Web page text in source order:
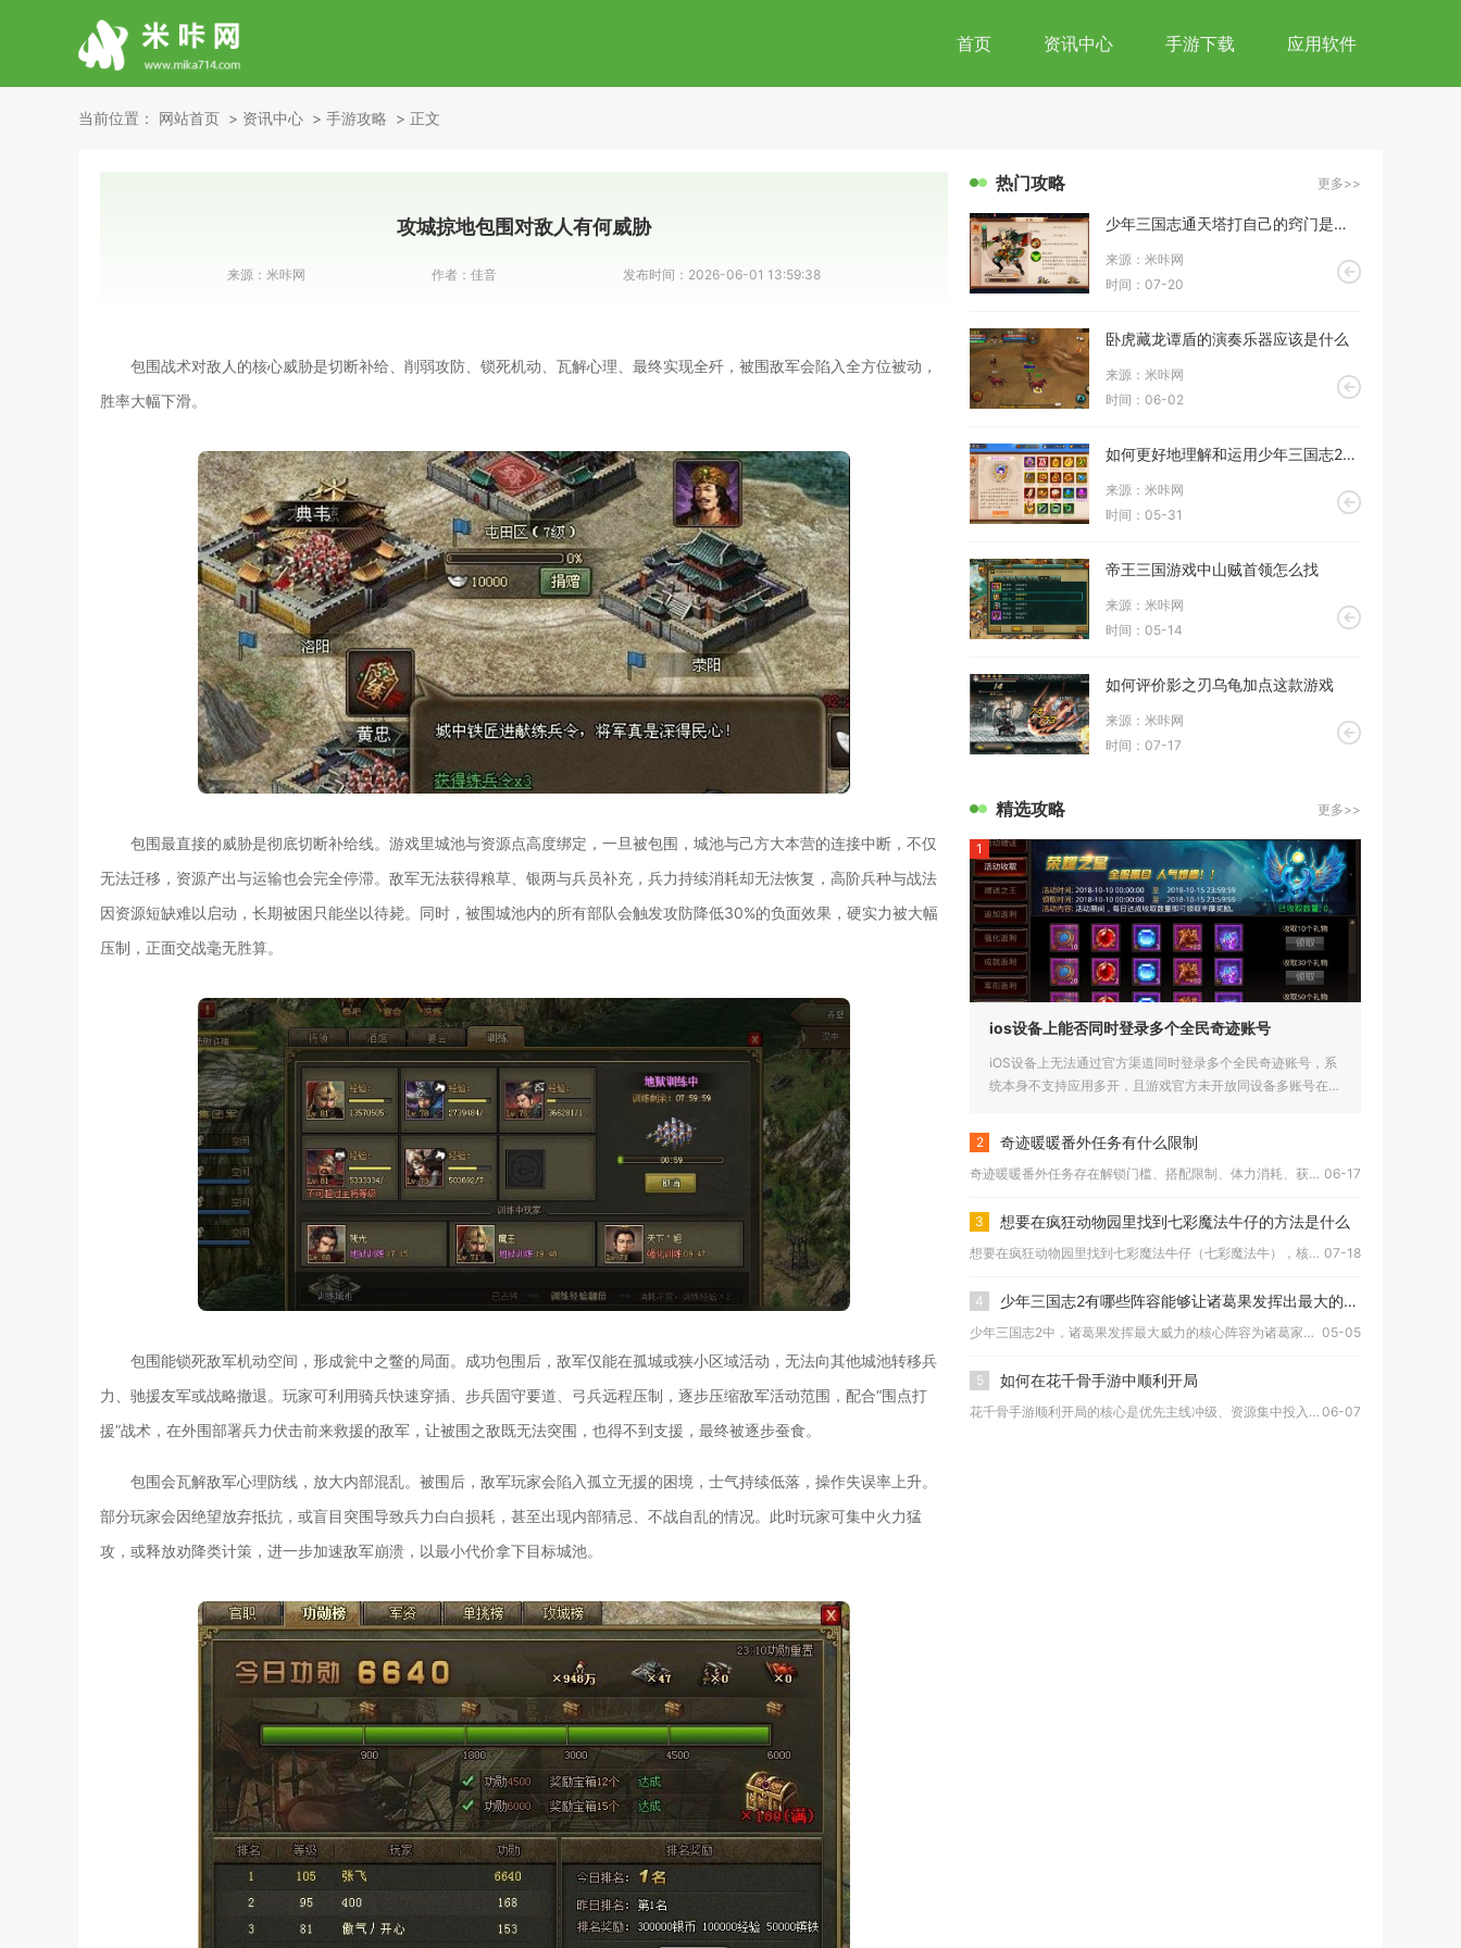
首页 资讯中心 手游下载 应用软件
当前位置： 网站首页 资讯中心 手游攻略 正文
攻城掠地包围对敌人有何威胁
来源： 米咔网 作者： 佳音 发布时间： 2026-06-01 13:59:38
包围战术对敌人的核心威胁是切断补给、削弱攻防、锁死机动、瓦解心理、最终实现全歼，被围敌军会陷入全方位被动，
胜率大幅下滑。
包围最直接的威胁是彻底切断补给线。游戏里城池与资源点高度绑定，一旦被包围，城池与己方大本营的连接中断，不仅
无法迁移，资源产出与运输也会完全停滞。敌军无法获得粮草、银两与兵员补充，兵力持续消耗却无法恢复，高阶兵种与战法
因资源短缺难以启动，长期被困只能坐以待毙。同时，被围城池内的所有部队会触发攻防降低30%的负面效果，硬实力被大幅
压制，正面交战毫无胜算。
包围能锁死敌军机动空间，形成瓮中之鳖的局面。成功包围后，敌军仅能在孤城或狭小区域活动，无法向其他城池转移兵
力、驰援友军或战略撤退。玩家可利用骑兵快速穿插、步兵固守要道、弓兵远程压制，逐步压缩敌军活动范围，配合“围点打
援”战术，在外围部署兵力伏击前来救援的敌军，让被围之敌既无法突围，也得不到支援，最终被逐步蚕食。
包围会瓦解敌军心理防线，放大内部混乱。被围后，敌军玩家会陷入孤立无援的困境，士气持续低落，操作失误率上升。
部分玩家会因绝望放弃抵抗，或盲目突围导致兵力白白损耗，甚至出现内部猜忌、不战自乱的情况。此时玩家可集中火力猛
攻，或释放劝降类计策，进一步加速敌军崩溃，以最小代价拿下目标城池。
热门攻略 更多>>
少年三国志通天塔打自己的窍门是什么
来源：米咔网
时间：07-20
卧虎藏龙谭盾的演奏乐器应该是什么
来源：米咔网
时间：06-02
如何更好地理解和运用少年三国志2时装的使用技巧
来源：米咔网
时间：05-31
帝王三国游戏中山贼首领怎么找
来源：米咔网
时间：05-14
如何评价影之刃乌龟加点这款游戏
来源：米咔网
时间：07-17
精选攻略 更多>>
1
ios设备上能否同时登录多个全民奇迹账号
iOS设备上无法通过官方渠道同时登录多个全民奇迹账号，系
统本身不支持应用多开，且游戏官方未开放同设备多账号在线
2 奇迹暖暖番外任务有什么限制
奇迹暖暖番外任务存在解锁门槛、搭配限制、体力消耗、获取途径及... 06-17
3 想要在疯狂动物园里找到七彩魔法牛仔的方法是什么
想要在疯狂动物园里找到七彩魔法牛仔（七彩魔法牛），核心依靠满... 07-18
4 少年三国志2有哪些阵容能够让诸葛果发挥出最大的威力
少年三国志2中，诸葛果发挥最大威力的核心阵容为诸葛家族体系阵... 05-05
5 如何在花千骨手游中顺利开局
花千骨手游顺利开局的核心是优先主线冲级、资源集中投入、灵宠装... 06-07